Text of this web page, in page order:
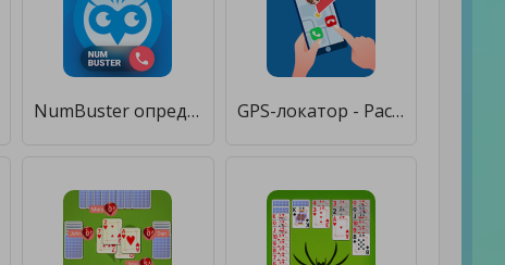
NumBuster определитель номеров [Unlocked] GPS-локатор - Расположение местоположения [Полная версия]